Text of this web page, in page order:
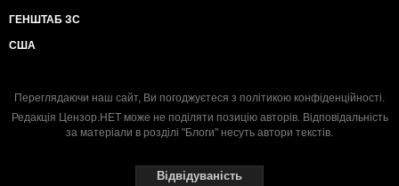
ГЕНШТАБ ЗС
США
Переглядаючи наш сайт, Ви погоджуєтеся з політикою конфіденційності.
Редакція Цензор.НЕТ може не поділяти позицію авторів. Відповідальність
за матеріали в розділі "Блоги" несуть автори текстів.
Відвідуваність